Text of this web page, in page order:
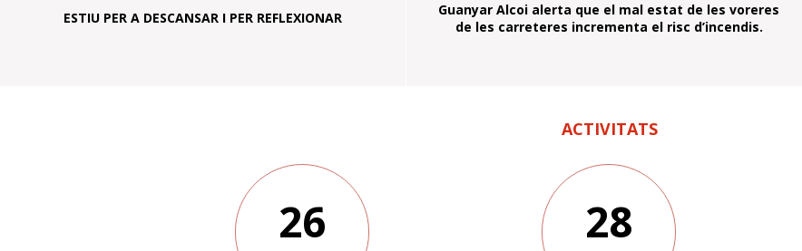
ESTIU PER A DESCANSAR I PER REFLEXIONAR
Guanyar Alcoi alerta que el mal estat de les voreres
de les carreteres incrementa el risc d’incendis.
ACTIVITATS
26 28